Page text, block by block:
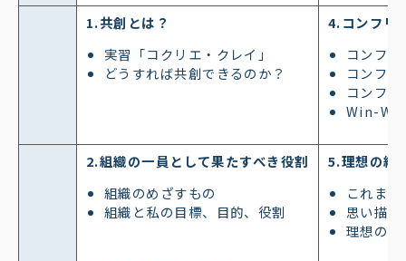
1.共創とは？
実習「コクリエ・クレイ」
どうすれば共創できるのか？
4.コンフリ
コンフ
コンフ
コンフ
Win-
2.組織の一員として果たすべき役割
組織のめざすもの
組織と私の目標、目的、役割
5.理想の組
これま
思い描
理想の